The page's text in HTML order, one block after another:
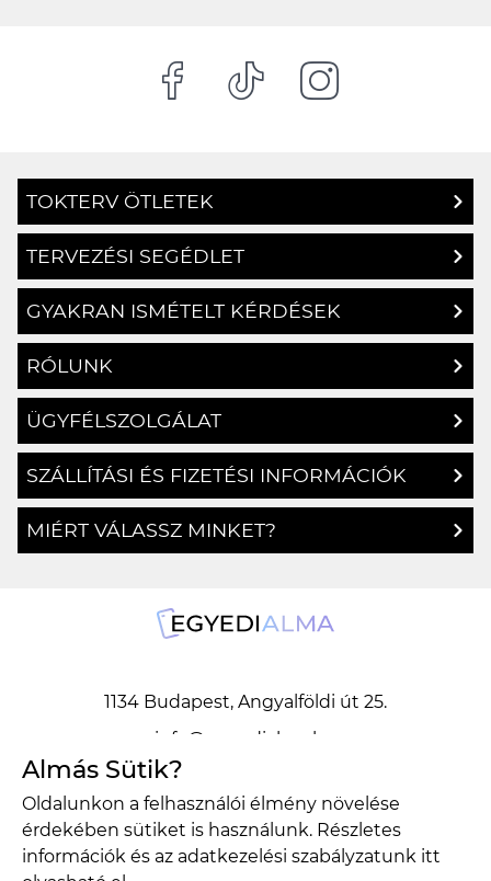
TOKTERV ÖTLETEK
TERVEZÉSI SEGÉDLET
GYAKRAN ISMÉTELT KÉRDÉSEK
RÓLUNK
ÜGYFÉLSZOLGÁLAT
SZÁLLÍTÁSI ÉS FIZETÉSI INFORMÁCIÓK
MIÉRT VÁLASSZ MINKET?
1134 Budapest, Angyalföldi út 25.
info@egyedialma.hu
1134 Budapest, Angyalföldi út 25.
info@egyedialma.hu
Almás Sütik?
Oldalunkon a felhasználói élmény növelése
érdekében sütiket is használunk. Részletes
információk és az adatkezelési szabályzatunk itt